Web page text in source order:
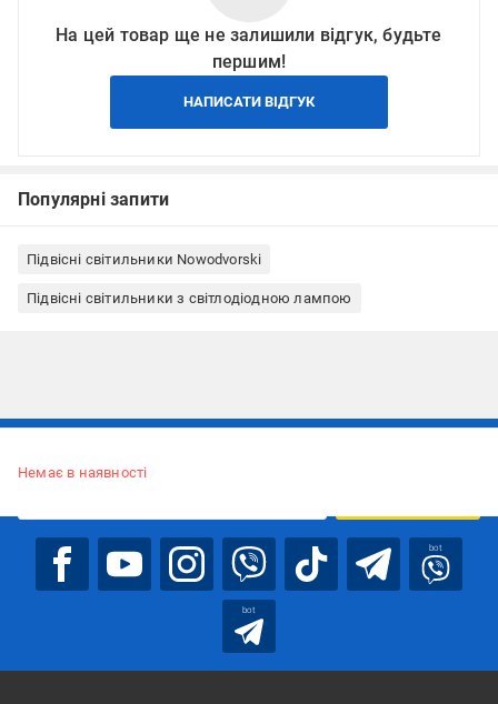
На цей товар ще не залишили відгук, будьте
першим!
НАПИСАТИ ВІДГУК
Популярні запити
Підвісні світильники Nowodvorski
Підвісні світильники з світлодіодною лампою
Немає в наявності
bot
bot